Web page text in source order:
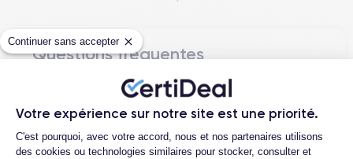
Continuer sans accepter
Votre expérience sur notre site est une priorité.
Plateforme de Gestion du
C'est pourquoi, avec votre accord, nous et nos partenaires utilisons
des cookies ou technologies similaires pour stocker, consulter et
caméra arrière de 12MP avec mode nuit et enregistrement
vidéo 4K, et d'unecaméra frontale de 12MP
portrait. La batterie offre jusqu'à 17 heures d'autonomie en
conversation et jusqu'à 95 heures en mode lecture audio. En
outre, l'iPhone 12 prend en charge la technologie5Gpour une
Questions fréquentes
Quelle est la durée de vie d'un iPhone
12 reconditionné ?
Quelles sont les options disponibles sur
les batteries ?